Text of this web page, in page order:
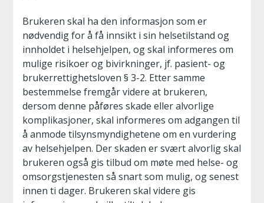
Brukeren skal ha den informasjon som er
nødvendig for å få innsikt i sin helsetilstand og
innholdet i helsehjelpen, og skal informeres om
mulige risikoer og bivirkninger, jf. pasient- og
brukerrettighetsloven § 3-2. Etter samme
bestemmelse fremgår videre at brukeren,
dersom denne påføres skade eller alvorlige
komplikasjoner, skal informeres om adgangen til
å anmode tilsynsmyndighetene om en vurdering
av helsehjelpen. Der skaden er svært alvorlig skal
brukeren også gis tilbud om møte med helse- og
omsorgstjenesten så snart som mulig, og senest
innen ti dager. Brukeren skal videre gis